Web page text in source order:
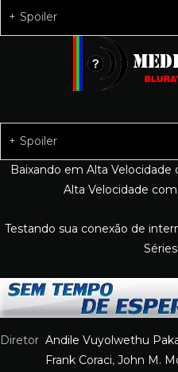
Spoiler
Spoiler
Baixando em Alta Velocidade
Alta Velocidade
Testando sua conexão de
Séries
Diretor Andile Vuyolwethu
Frank Coraci, John M.